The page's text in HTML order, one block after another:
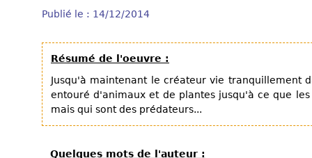
Publié le : 14/12/2014
Résumé de l'oeuvre :
Jusqu'à maintenant le créateur vie tranquillement
entouré d'animaux et de plantes jusqu'à ce que
mais qui sont des prédateurs...
Quelques mots de l'auteur :